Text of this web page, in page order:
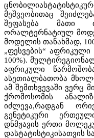
მეშვეობითაც
შეფასება მათი
ორალტერნატიულ
მოდელის თანახმად,
„ფესვების“
100%).
აფრიკული
ასეთიალბათობა
ამ შემთხვევაში ვერც
ქრომოსომის
იძლევა,რადგან
გენეტიკური
დნმჟავის ერთი
დასტატისტიკისათვის